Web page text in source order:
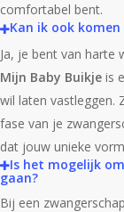
comfortabel bent.
Kan ik ook
Ja, je bent van harte
Mijn Baby Buikje is
wil laten vastleggen.
fase van je
dat jouw unieke
Is het mogelijk
gaan?
Bij een